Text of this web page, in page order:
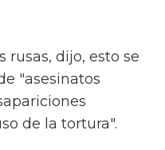
rusas, dijo, esto se
"asesinatos
de la tortura".